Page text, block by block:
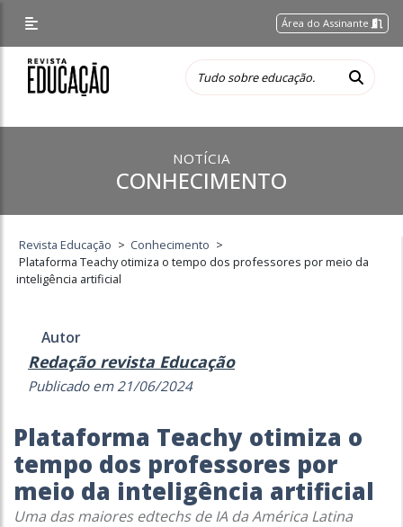
Área do Assinante
NOTÍCIA
CONHECIMENTO
Revista Educação > Conhecimento >
Plataforma Teachy otimiza o tempo dos professores por meio da
inteligência artificial
Autor
Redação revista Educação
Publicado em 21/06/2024
Plataforma Teachy otimiza o
tempo dos professores por
meio da inteligência artificial
Uma das maiores edtechs de IA da América Latina